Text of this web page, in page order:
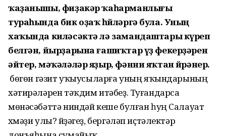
ҡаҙанышы, фиҙакәр ҡаһарманлығы
тураһында бик оҙаҡ һөйләргә була. Уның
хаҡында киләсәктә лә замандаштары күреп
белгән, йырҙарына ғашиҡтар үҙ фекерҙәрен
әйтер, мәҡәләләр яҙыр, фәнни яҡтан өйрәнер.
Ә бөгөн гәзит уҡыусыларға уның яҡындарының
хәтирәләрен тәҡдим итәбеҙ. Туғандарса
мөнәсәбәттә ниндәй кеше булған һуң Салауат
Әхмәҙи улы? Әйҙәгеҙ, бергәләп иҫтәлектәр